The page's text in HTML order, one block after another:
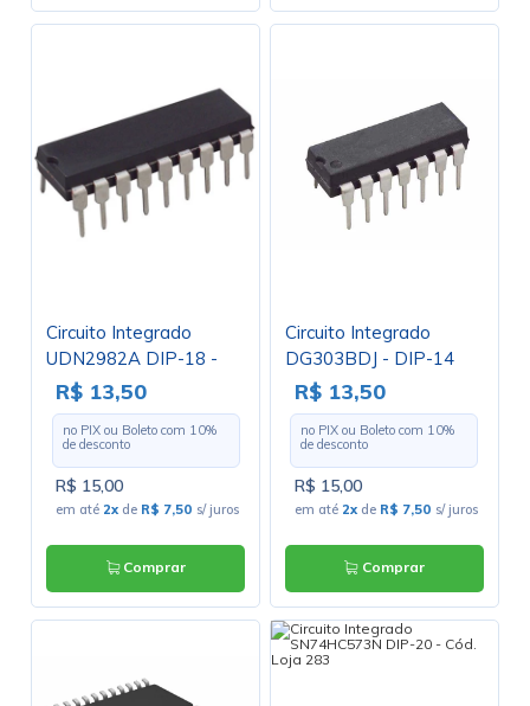
Circuito Integrado
UDN2982A DIP-18 -
Cód. Loja 2428 -
Allegro
R$ 13,50
no PIX ou Boleto com 10%
de desconto
R$ 15,00
em até 2x de R$ 7,50 s/ juros
Comprar
Circuito Integrado
DG303BDJ - DIP-14
R$ 13,50
no PIX ou Boleto com 10%
de desconto
R$ 15,00
em até 2x de R$ 7,50 s/ juros
Comprar